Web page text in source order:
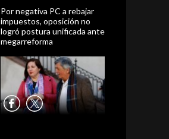
Por negativa PC a rebajar
impuestos, oposición no
logró postura unificada ante
megarreforma